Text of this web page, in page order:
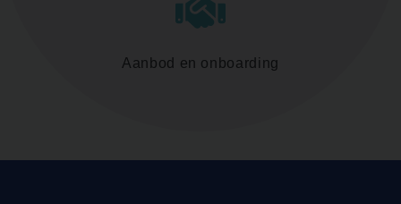
Aanbod en onboarding